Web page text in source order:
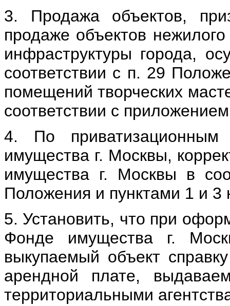
3. Продажа объектов,
продаже объектов
инфраструктуры города,
соответствии с п. 29
помещений творческих
соответствии с
4. По
имущества г. Москвы,
имущества г. Москвы в
Положения и пунктами 1 и 3
5. Установить, что при
Фонде имущества г.
выкупаемый объект
арендной плате,
территориальными